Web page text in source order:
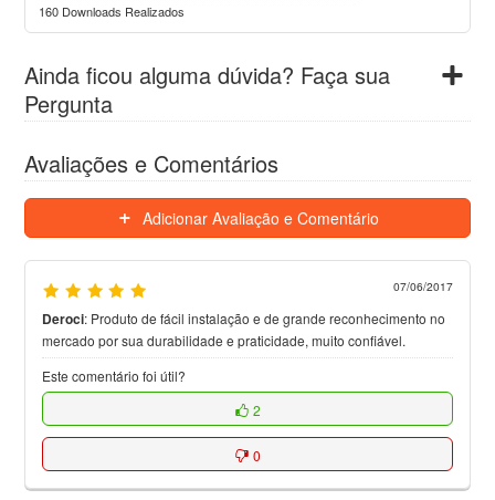
160 Downloads Realizados
Ainda ficou alguma dúvida? Faça sua
Pergunta
Avaliações e Comentários
Adicionar Avaliação e Comentário
07/06/2017
Deroci: Produto de fácil instalação e de grande reconhecimento no
mercado por sua durabilidade e praticidade, muito confiável.
Este comentário foi útil?
2
0